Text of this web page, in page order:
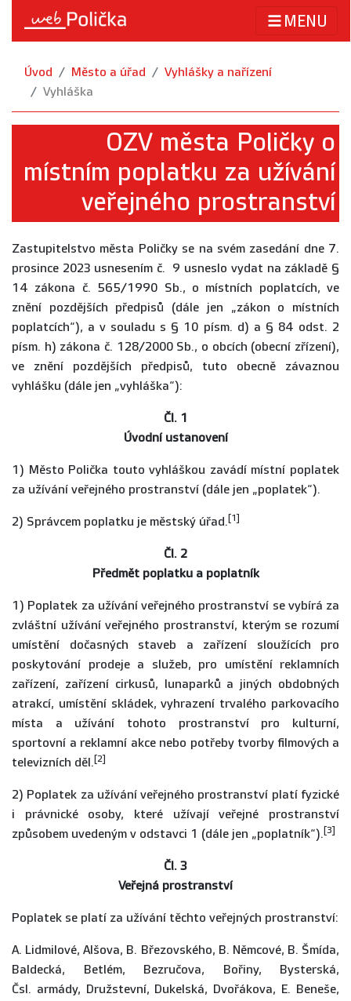
MENU
Úvod Město a úřad
Vyhlášky a nařízení
Vyhláška
OZV města Poličky o
místním poplatku za užívání
veřejného prostranství
Zastupitelstvo města Poličky se na svém zasedání dne 7.
prosince 2023 usnesením č. 9 usneslo vydat na základě §
14 zákona č. 565/1990 Sb., o místních poplatcích, ve
znění pozdějších předpisů (dále jen „zákon o místních
poplatcích“), a v souladu s § 10 písm. d) a § 84 odst. 2
písm. h) zákona č. 128/2000 Sb., o obcích (obecní zřízení),
ve znění pozdějších předpisů, tuto obecně závaznou
vyhlášku (dále jen „vyhláška“):
Čl. 1
Úvodní ustanovení
1) Město Polička touto vyhláškou zavádí místní poplatek
za užívání veřejného prostranství (dále jen „poplatek“).
2) Správcem poplatku je městský úřad. [1]
Čl. 2
Předmět poplatku a poplatník
1) Poplatek za užívání veřejného prostranství se vybírá za
zvláštní užívání veřejného prostranství, kterým se rozumí
umístění dočasných staveb a zařízení sloužících pro
poskytování prodeje a služeb, pro umístění reklamních
zařízení, zařízení cirkusů, lunaparků a jiných obdobných
atrakcí, umístění skládek, vyhrazení trvalého parkovacího
místa a užívání tohoto prostranství pro kulturní,
sportovní a reklamní akce nebo potřeby tvorby filmových a
televizních děl. [2]
2) Poplatek za užívání veřejného prostranství platí fyzické
i právnické osoby, které užívají veřejné prostranství
způsobem uvedeným v odstavci 1 (dále jen „poplatník“). [3]
Čl. 3
Veřejná prostranství
Poplatek se platí za užívání těchto veřejných prostranství:
A. Lidmilové, Alšova, B. Březovského, B. Němcové, B. Šmída,
Baldecká, Betlém, Bezručova, Bořiny, Bysterská,
Čsl. armády, Družstevní, Dukelská, Dvořákova, E. Beneše,